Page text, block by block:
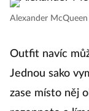
Alexander
Outfit navíc
Jednou sako
zase místo něj